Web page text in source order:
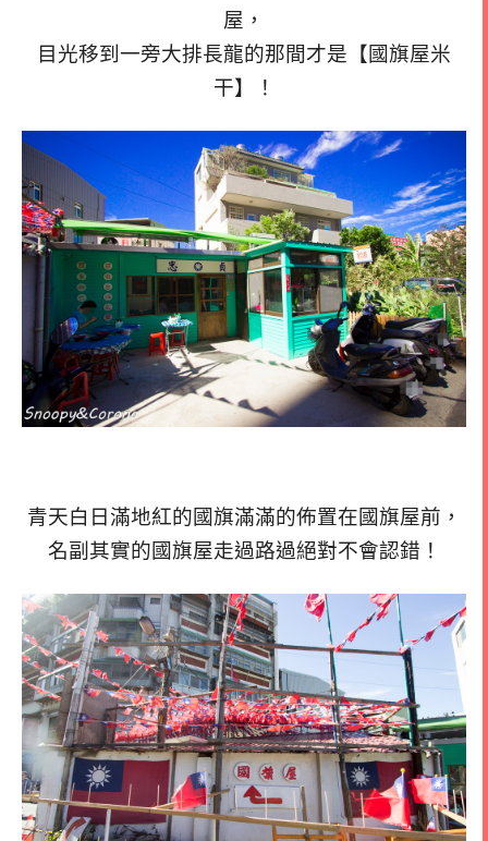
屋，
目光移到一旁大排長龍的那間才是【國旗屋米
干】！
青天白日滿地紅的國旗滿滿的佈置在國旗屋前，
名副其實的國旗屋走過路過絕對不會認錯！